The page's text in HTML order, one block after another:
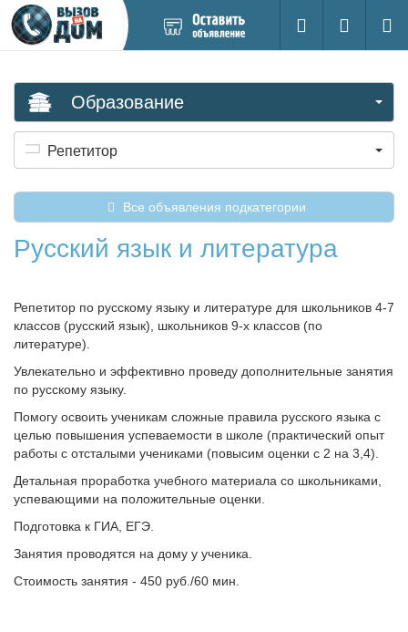
новое
Поиск
Вход на
Образование
Репетитор
Все объявления подкатегории
Русский язык и литература
Репетитор по русскому языку и литературе для школьников 4-7
классов (русский язык), школьников 9-х классов (по
литературе).
Увлекательно и эффективно проведу дополнительные занятия
по русскому языку.
Помогу освоить ученикам сложные правила русского языка с
целью повышения успеваемости в школе (практический опыт
работы с отсталыми учениками (повысим оценки с 2 на 3,4).
Детальная проработка учебного материала со школьниками,
успевающими на положительные оценки.
Подготовка к ГИА, ЕГЭ.
Занятия проводятся на дому у ученика.
Стоимость занятия - 450 руб./60 мин.